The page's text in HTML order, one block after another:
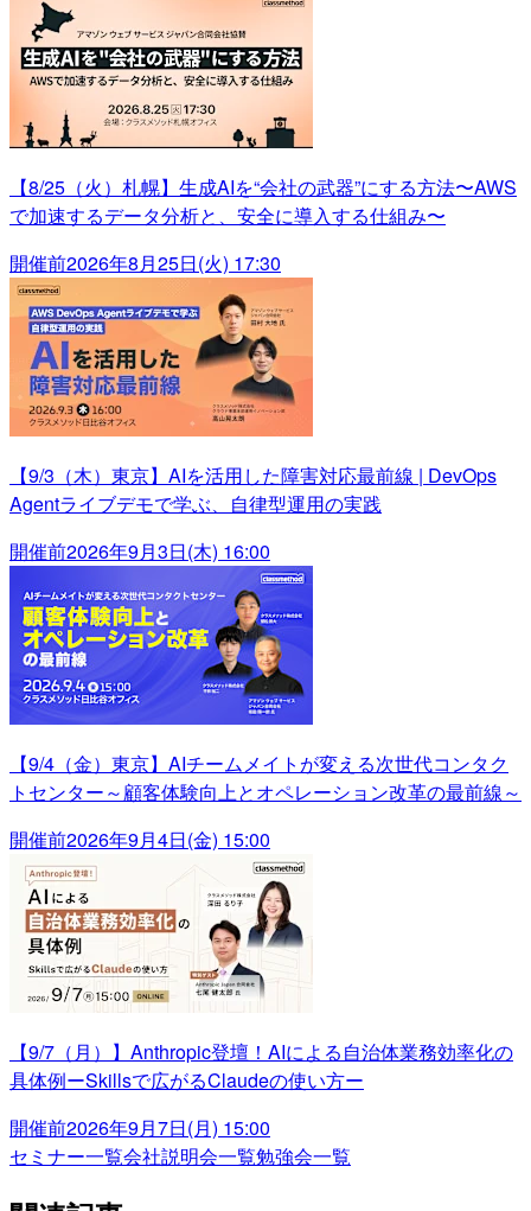
【8/25（火）札幌】生成AIを“会社の武器”にする方法〜AWS
で加速するデータ分析と、安全に導入する仕組み〜
開催前2026年8月25日(火) 17:30
【9/3（木）東京】AIを活用した障害対応最前線 | DevOps
Agentライブデモで学ぶ、自律型運用の実践
開催前2026年9月3日(木) 16:00
【9/4（金）東京】AIチームメイトが変える次世代コンタク
トセンター～顧客体験向上とオペレーション改革の最前線～
開催前2026年9月4日(金) 15:00
【9/7（月）】Anthropic登壇！AIによる自治体業務効率化の
具体例ーSkillsで広がるClaudeの使い方ー
開催前2026年9月7日(月) 15:00
セミナー一覧会社説明会一覧勉強会一覧